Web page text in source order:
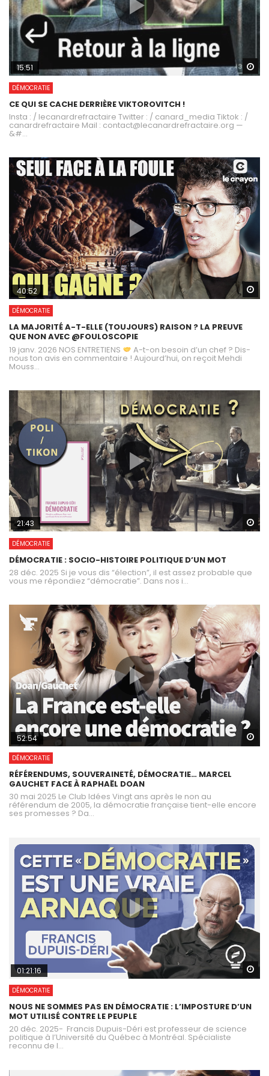
15:51
DÉMOCRATIE
CE QUI SE CACHE DERRIÈRE VIKTOROVITCH !
Insta : / lecanardrefractaire Twitter : / canard_media Tiktok : /
canardrefractaire Mail : contact@lecanardrefractaire.org —
&#...
40:52
DÉMOCRATIE
LA MAJORITÉ A-T-ELLE (TOUJOURS) RAISON ? LA PREUVE
QUE NON AVEC ‪@FOULOSCOPIE‬
19 janv. 2026 NOS ENTRETIENS
A-t-on besoin d’un chef ? Dis-
nous ton avis en commentaire ! Aujourd’hui, on reçoit Mehdi
Mouss...
21:43
DÉMOCRATIE
DÉMOCRATIE : SOCIO-HISTOIRE POLITIQUE D’UN MOT
28 déc. 2025 Si je vous dis “élection”, il est assez probable que
vous me répondiez “démocratie”. Dans nos i...
52:54
DÉMOCRATIE
RÉFÉRENDUMS, SOUVERAINETÉ, DÉMOCRATIE… MARCEL
GAUCHET FACE À RAPHAËL DOAN
30 mai 2025 Le Club Idées Vingt ans après le non au
référendum de 2005, la démocratie française tient-elle encore
ses promesses ? Da...
01:21:16
DÉMOCRATIE
NOUS NE SOMMES PAS EN DÉMOCRATIE : L’IMPOSTURE D’UN
MOT UTILISÉ CONTRE LE PEUPLE
20 déc. 2025- Francis Dupuis-Déri est professeur de science
politique à l’Université du Québec à Montréal. Spécialiste
reconnu de l...